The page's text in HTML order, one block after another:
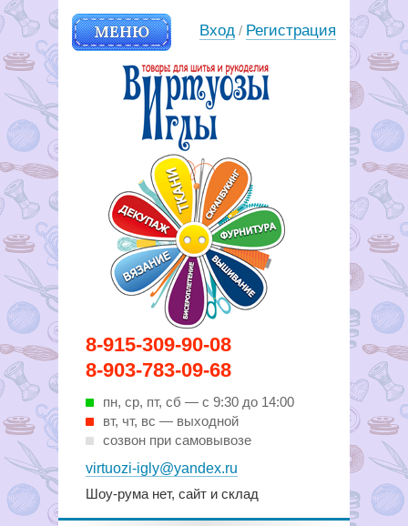
8-915-309-90-08
8-903-783-09-68
пн, ср, пт, cб — с 9:30 до 14:00
вт, чт, вс — выходной
созвон при самовывозе
virtuozi-igly@yandex.ru
Шоу-рума нет, сайт и склад
МЕНЮ
Вирутозы иглы. Товары для
шитья и рукоделья
Вход / Регистрация